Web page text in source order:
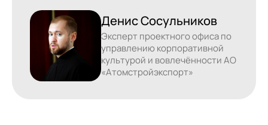
Денис Сосульников
Эксперт проектного офиса по
управлению корпоративной
культурой и вовлечённости АО
«Атомстройэкспорт»